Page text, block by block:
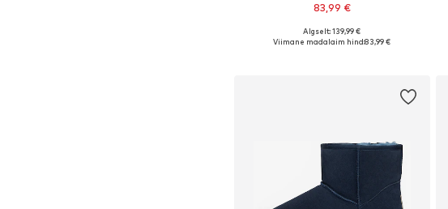
83,99 €
Saadaolevad suurused: 36, 37, 38, 39, 41
Algselt: 139,99 €
Viimane madalaim hind:83,99 €